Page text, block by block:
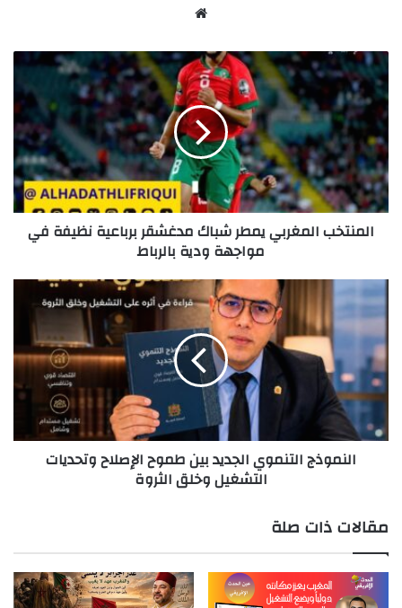
المنتخب
المغربي
يمطر
شباك
مدغشقر
برباعية
نظيفة
في
مواجهة
وديةالمنتخب المغربي يمطر شباك مدغشقر برباعية نظيفة في
مواجهة ودية بالرباط
النموذج
التنموي
بين
طموح
الإصلاح
وتحديات
التشغيل
وخلق
النموذج التنموي الجديد بين طموح الإصلاح وتحديات
التشغيل وخلق الثروة
مقالات ذات صلة